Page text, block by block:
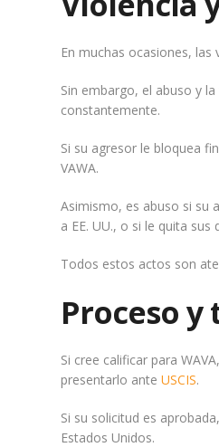
En muchas ocasiones,
Sin embargo, el abuso y
constantemente.
Si su agresor le bloquea
VAWA.
Asimismo, es abuso si su
a EE. UU., o si le quita sus
Todos estos actos son
Proceso y
Si cree calificar para
presentarlo ante USCIS.
Si su solicitud es
Estados Unidos.